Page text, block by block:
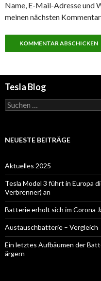
Name, E-Mail-Adresse und
meinen nächsten
Tesla Blog
Suchen
nach:
NEUESTE BEITRÄGE
Aktuelles 2025
Tesla Model 3 führt in Europa
Verbrenner) an
Batterie erholt sich im Corona
Austauschbatterie – Vergleich
Ein letztes Aufbäumen der
ärgern